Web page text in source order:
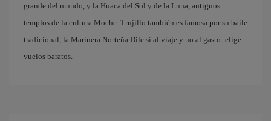
grande del mundo, y la Huaca del Sol y de la Luna, antiguos
templos de la cultura Moche. Trujillo también es famosa por su baile
tradicional, la Marinera Norteña.Dile sí al viaje y no al gasto: elige
vuelos baratos.